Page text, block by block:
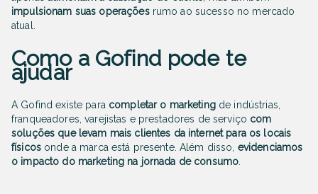
impulsionam suas operaçõesrumo ao sucesso no mercado
atual.
Como a Gofind pode te
ajudar
A Gofind existe para completar o marketingde indústrias,
franqueadores, varejistas e prestadores de serviço com
soluções que levam mais clientes da internet para os locais
físicosonde a marca está presente. Além disso, evidenciamos
o impacto do marketing na jornada de consumo